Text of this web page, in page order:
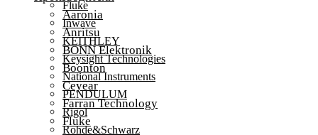
Fluke
Inwave
KEITHLEY
Keysight Technologies
National Instruments
PENDULUM
Rigol
Rohde&Schwarz
Aaronia
Anritsu
BONN Elektronik
Boonton
Ceyear
Farran Technology
Fluke